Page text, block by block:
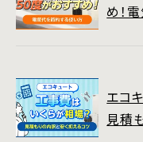
め！
エコ
見積